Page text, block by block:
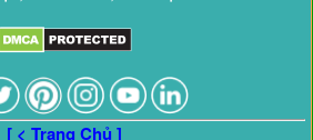
[ < Trang Chủ ]